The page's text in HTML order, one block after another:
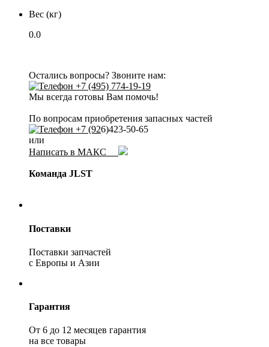
Вес (кг)
0.0
Остались вопросы? Звоните нам:
+7 (495) 774-19-19
Мы всегда готовы Вам помочь!
По вопросам приобретения запасных частей
+7 (926)423-50-65
или
Написать в МАКС
Команда JLST
Поставки
Поставки запчастей
с Европы и Азии
Гарантия
От 6 до 12 месяцев гарантия
на все товары